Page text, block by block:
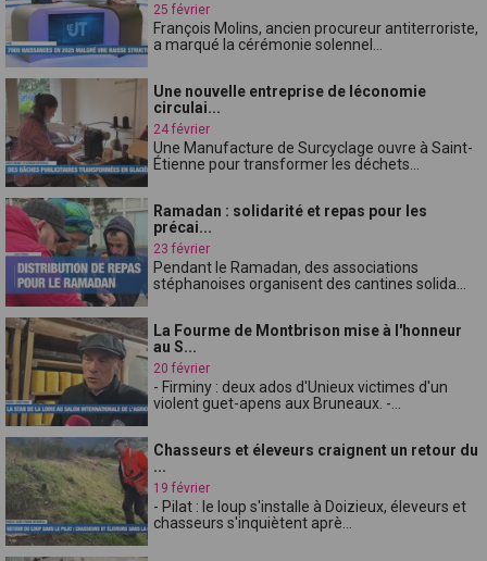
25 février
François Molins, ancien procureur antiterroriste,
a marqué la cérémonie solennel...
Une nouvelle entreprise de léconomie
circulai...
24 février
Une Manufacture de Surcyclage ouvre à Saint-
Étienne pour transformer les déchets...
Ramadan : solidarité et repas pour les
précai...
23 février
Pendant le Ramadan, des associations
stéphanoises organisent des cantines solida...
La Fourme de Montbrison mise à l'honneur
au S...
20 février
- Firminy : deux ados d'Unieux victimes d'un
violent guet-apens aux Bruneaux. -...
Chasseurs et éleveurs craignent un retour du
...
19 février
- Pilat : le loup s'installe à Doizieux, éleveurs et
chasseurs s'inquiètent aprè...